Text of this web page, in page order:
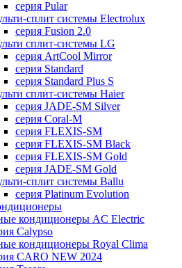
серия Pular
сплит системы Electrolux
серия Fusion 2.0
сплит-системы LG
серия ArtCool Mirror
серия Standard
серия Standard Plus S
сплит-системы Haier
серия JADE-SM Silver
серия Coral-M
серия FLEXIS-SM
серия FLEXIS-SM Black
серия FLEXIS-SM Gold
серия JADE-SM Gold
сплит системы Ballu
серия Platinum Evolution
кондиционеры AC Electric
Calypso
кондиционеры Royal Clima
CARO NEW 2024